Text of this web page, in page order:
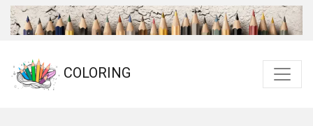
COLORING